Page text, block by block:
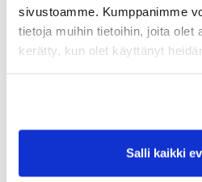
sivustoamme. Kumppanimme
tietoja muihin tietoihin, joita olet
kerätty, kun olet käyttänyt
Salli kaikki